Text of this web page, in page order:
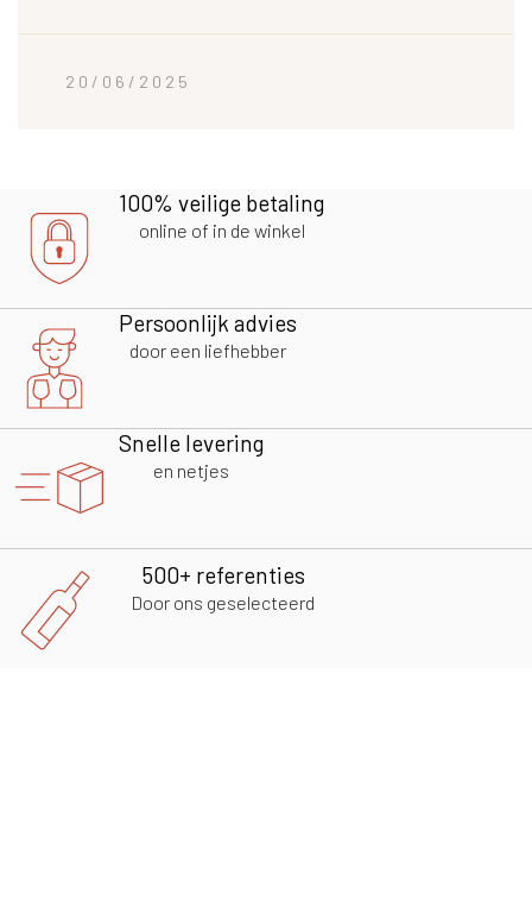
20/06/2025
100% veilige betaling
online of in de winkel
Persoonlijk advies
door een liefhebber
Snelle levering
en netjes
500+ referenties
Door ons geselecteerd